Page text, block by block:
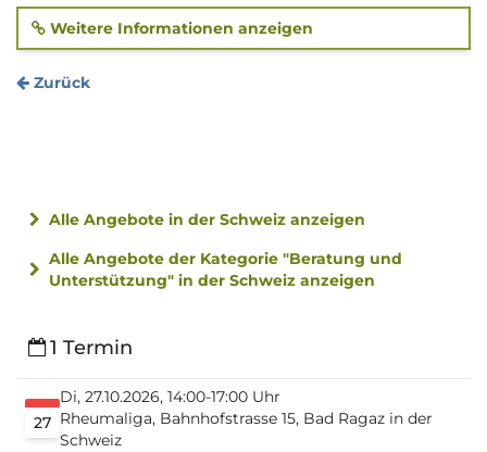
Weitere Informationen anzeigen
Zurück
Alle Angebote in der Schweiz anzeigen
Alle Angebote der Kategorie "Beratung und
Unterstützung" in der Schweiz anzeigen
1 Termin
27
Di, 27.10.2026, 14:00-17:00 Uhr
Rheumaliga, Bahnhofstrasse 15, Bad Ragaz in der
Schweiz